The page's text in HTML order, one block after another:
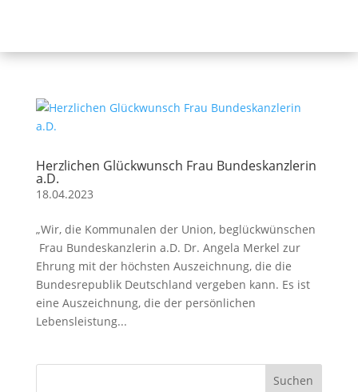
Herzlichen Glückwunsch Frau Bundeskanzlerin
a.D.
18.04.2023
„Wir, die Kommunalen der Union, beglückwünschen
Frau Bundeskanzlerin a.D. Dr. Angela Merkel zur
Ehrung mit der höchsten Auszeichnung, die die
Bundesrepublik Deutschland vergeben kann. Es ist
eine Auszeichnung, die der persönlichen
Lebensleistung...
Suchen